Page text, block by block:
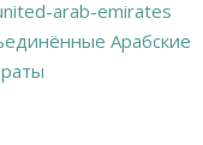
Арабские